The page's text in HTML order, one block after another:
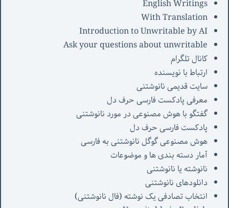
English Writings
With Translation
Introduction to Unwritable by AI
Ask your questions about unwritable
کانال تلگرام
ارتباط با نویسنده
سایت قدیمی نانوشتنی
معرفی پادکست فارسی حرف دل
گفتگو با هوش مصنوعی در مورد نانوشتنی
پادکست فارسی حرف دل
هوش مصنوعی گوگل نانوشتنی به فارسی
آمار دسته بندی ها و موضوعات
نانوشته یا نانوشتنی
دانلودهای نانوشتنی
انتخاب تصادفی یک نوشته (فال نانوشتنی)